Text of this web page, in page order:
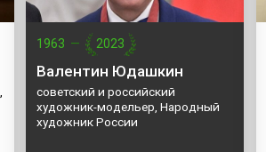
1963 — 2023
Валентин Юдашкин
советский и российский
художник-модельер, Народный
художник России